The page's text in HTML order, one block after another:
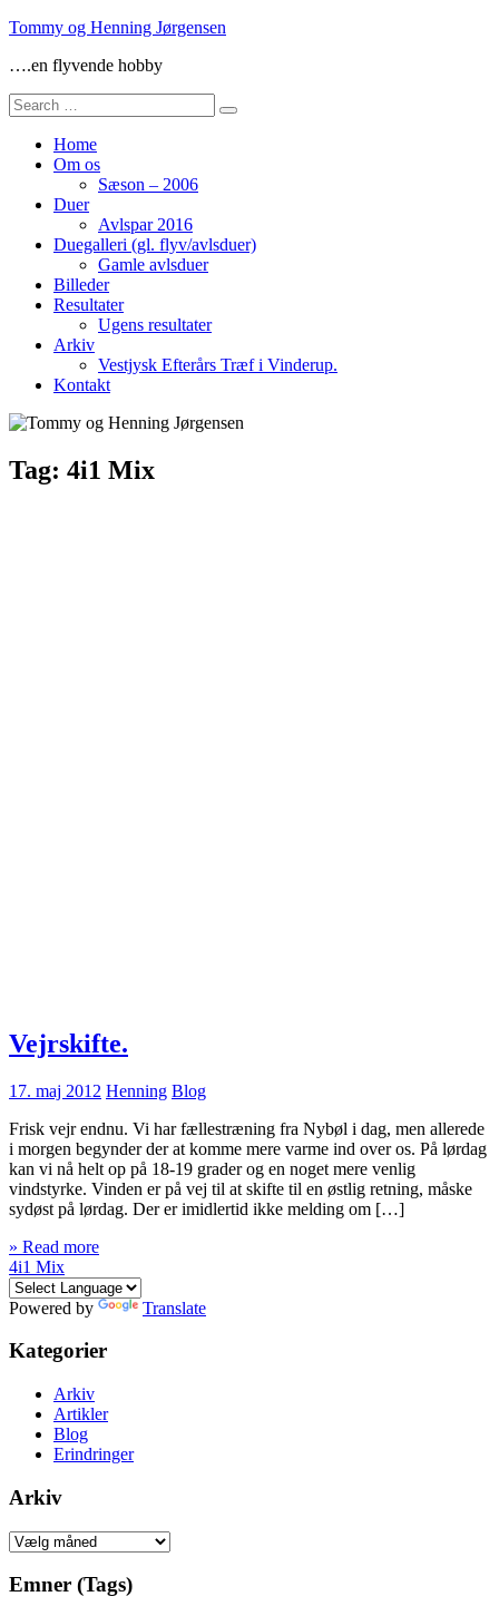
Skip
content
Tommy og Henning Jørgensen
….en flyvende hobby
Search
for:
Home
Om os
Sæson – 2006
Duer
Avlspar 2016
Duegalleri (gl. flyv/avlsduer)
Gamle avlsduer
Billeder
Resultater
Ugens resultater
Arkiv
Vestjysk Efterårs Træf i Vinderup.
Kontakt
Tag: 4i1 Mix
Vejrskifte.
17. maj 2012 Henning Blog
Frisk vejr endnu. Vi har fællestræning fra Nybøl i dag, men allerede
i morgen begynder der at komme mere varme ind over os. På lørdag
kan vi nå helt op på 18-19 grader og en noget mere venlig
vindstyrke. Vinden er på vej til at skifte til en østlig retning, måske
sydøst på lørdag. Der er imidlertid ikke melding om […]
» Read more
4i1 Mix
Powered by Translate
Kategorier
Arkiv
Artikler
Blog
Erindringer
Arkiv
Arkiv
Emner (Tags)